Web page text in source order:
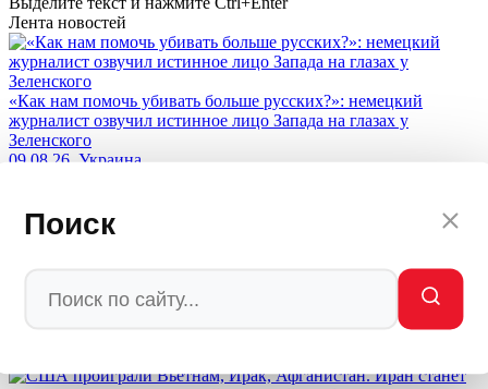
Поиск
Лента новостей
«Как нам помочь убивать больше русских?»: немецкий
журналист озвучил истинное лицо Запада на глазах у
Зеленского
09.08.26, Украина
Вучич сдал Россию: Сербия выделила 2 млн евро Зеленскому
на энергетику
Возмездие настигнет заказчиков: Медведев вынес приговор